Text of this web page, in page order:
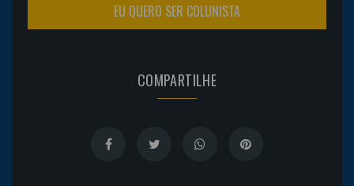
EU QUERO SER COLUNISTA
COMPARTILHE